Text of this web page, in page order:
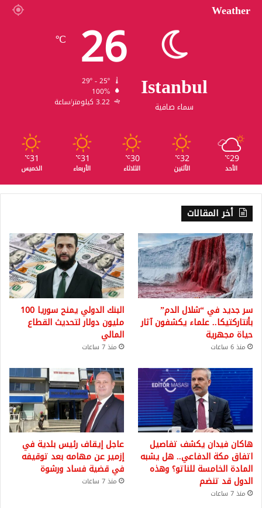
Weather
Istanbul
سماء صافية
26
℃
100%
3.22 كيلومتر/ساعة
29
℃
الأحد
32
℃
الأثنين
30
℃
الثلاثاء
31
℃
الأربعاء
31
℃
الخميس
أخر المقالات
سر جديد في “شلال الدم”
بأنتاركتيكا.. علماء يكشفون آثار
حياة مجهرية
منذ 6 ساعات
البنك الدولي يمنح سوريا 100
مليون دولار لتحديث القطاع
المالي
منذ 7 ساعات
هاكان فيدان يكشف تفاصيل
اتفاق مكة الدفاعي.. هل يشبه
المادة الخامسة للناتو؟ وهذه
الدول قد تنضم
منذ 7 ساعات
عاجل إيقاف رئيس بلدية في
إزمير عن مهامه بعد توقيفه
في قضية فساد ورشوة
منذ 7 ساعات